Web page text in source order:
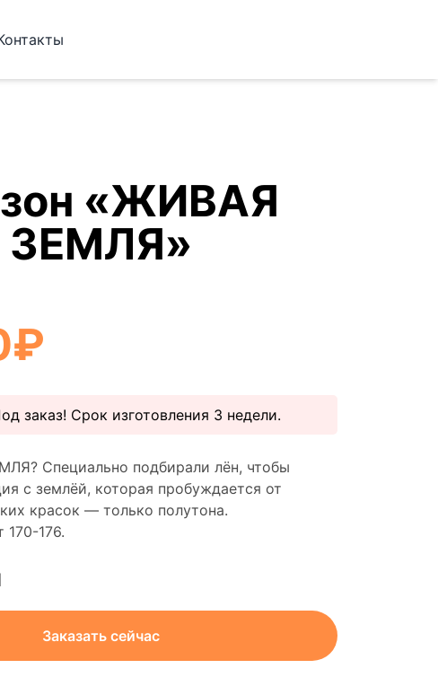
«ЖИВАЯ
ЗЕМЛЯ»
₽
заказ! Срок изготовления 3 недели.
Специально подбирали лён, чтобы
с землёй, которая пробуждается от
красок — только полутона.
176.
Заказать сейчас